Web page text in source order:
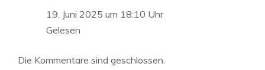
19. Juni 2025 um 18:10 Uhr
Gelesen
Die Kommentare sind geschlossen.